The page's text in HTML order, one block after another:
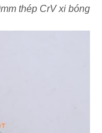
thép CrV xi bóng